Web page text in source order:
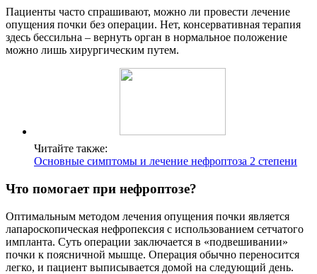
Пациенты часто спрашивают, можно ли провести лечение
опущения почки без операции. Нет, консервативная терапия
здесь бессильна – вернуть орган в нормальное положение
можно лишь хирургическим путем.
Читайте также:
Основные симптомы и лечение нефроптоза 2 степени
Что помогает при нефроптозе?
Оптимальным методом лечения опущения почки является
лапароскопическая нефропексия с использованием сетчатого
импланта. Суть операции заключается в «подвешивании»
почки к поясничной мышце. Операция обычно переносится
легко, и пациент выписывается домой на следующий день.